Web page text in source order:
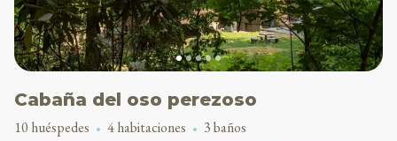
Cabaña del oso perezoso
10 huéspedes 4 habitaciones
3 baños